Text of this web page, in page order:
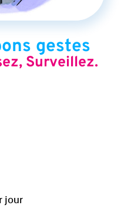
gestes
Surveillez.
jour